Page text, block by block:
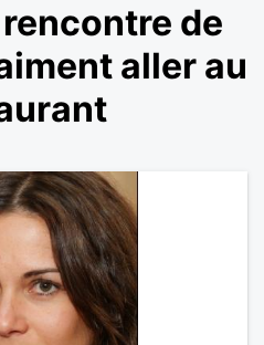
de
aller au